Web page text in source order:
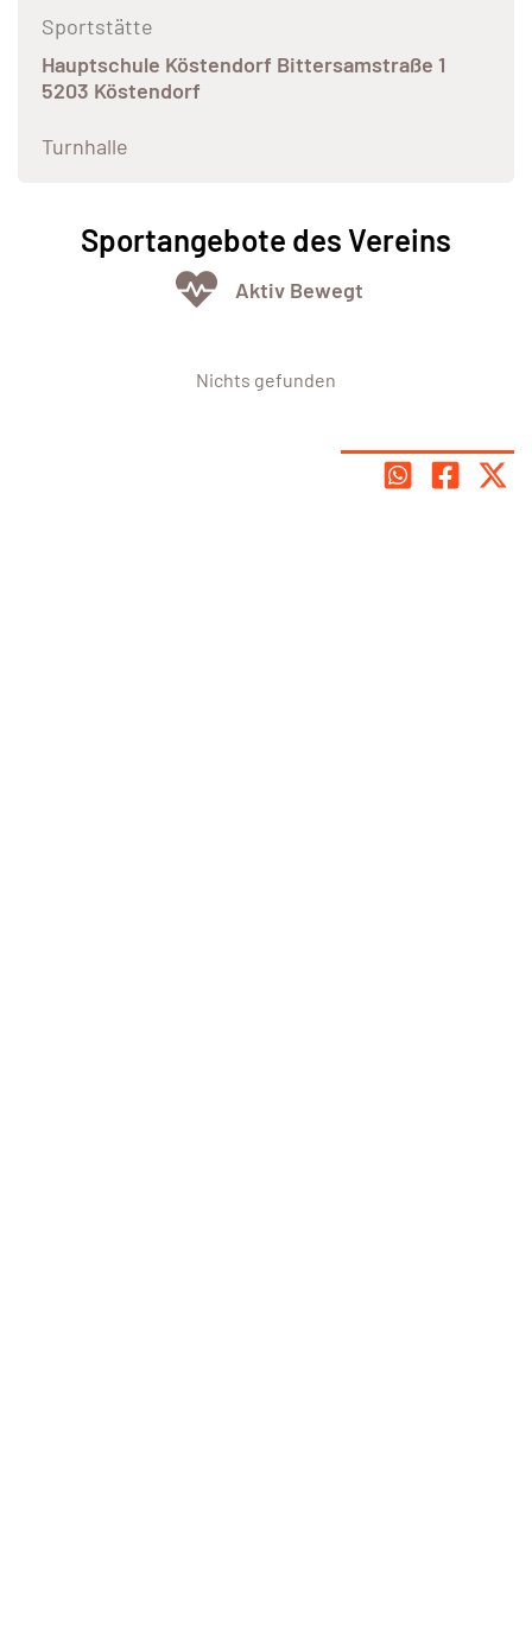
Sportstätte
Hauptschule Köstendorf Bittersamstraße 1
5203 Köstendorf
Turnhalle
Sportangebote des Vereins
Aktiv Bewegt
Nichts gefunden